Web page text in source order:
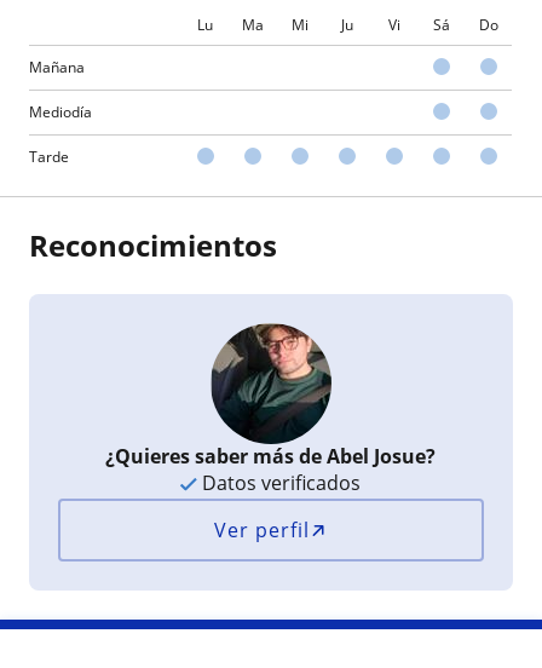
Lu Ma Mi Ju Vi Sá Do
Mañana
Mediodía
Tarde
Reconocimientos
¿Quieres saber más de Abel Josue?
Datos verificados
Ver perfil